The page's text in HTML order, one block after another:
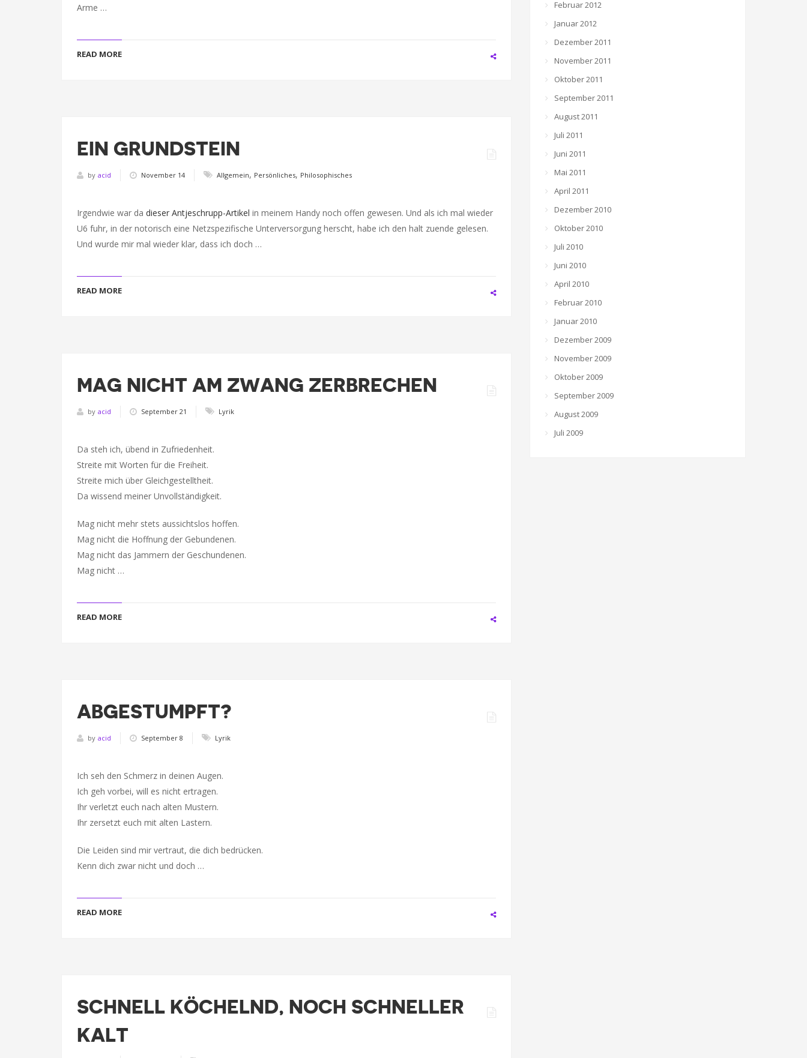
Arme …
READ MORE
EIN GRUNDSTEIN
by acid November 14 Allgemein, Persönliches, Philosophisches
Irgendwie war da dieser Antjeschrupp-Artikel in meinem Handy noch offen gewesen. Und als ich mal wieder
U6 fuhr, in der notorisch eine Netzspezifische Unterversorgung herscht, habe ich den halt zuende gelesen.
Und wurde mir mal wieder klar, dass ich doch …
READ MORE
MAG NICHT AM ZWANG ZERBRECHEN
by acid September 21 Lyrik
Da steh ich, übend in Zufriedenheit.
Streite mit Worten für die Freiheit.
Streite mich über Gleichgestelltheit.
Da wissend meiner Unvollständigkeit.
Mag nicht mehr stets aussichtslos hoffen.
Mag nicht die Hoffnung der Gebundenen.
Mag nicht das Jammern der Geschundenen.
Mag nicht …
READ MORE
ABGESTUMPFT?
by acid September 8 Lyrik
Ich seh den Schmerz in deinen Augen.
Ich geh vorbei, will es nicht ertragen.
Ihr verletzt euch nach alten Mustern.
Ihr zersetzt euch mit alten Lastern.
Die Leiden sind mir vertraut, die dich bedrücken.
Kenn dich zwar nicht und doch …
READ MORE
SCHNELL KÖCHELND, NOCH SCHNELLER
KALT
Februar 2012
Januar 2012
Dezember 2011
November 2011
Oktober 2011
September 2011
August 2011
Juli 2011
Juni 2011
Mai 2011
April 2011
Dezember 2010
Oktober 2010
Juli 2010
Juni 2010
April 2010
Februar 2010
Januar 2010
Dezember 2009
November 2009
Oktober 2009
September 2009
August 2009
Juli 2009